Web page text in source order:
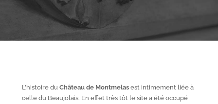
L’histoire duChâteau de Montmelasest intimement liée à
celle du Beaujolais. En effet très tôt le site a été occupé